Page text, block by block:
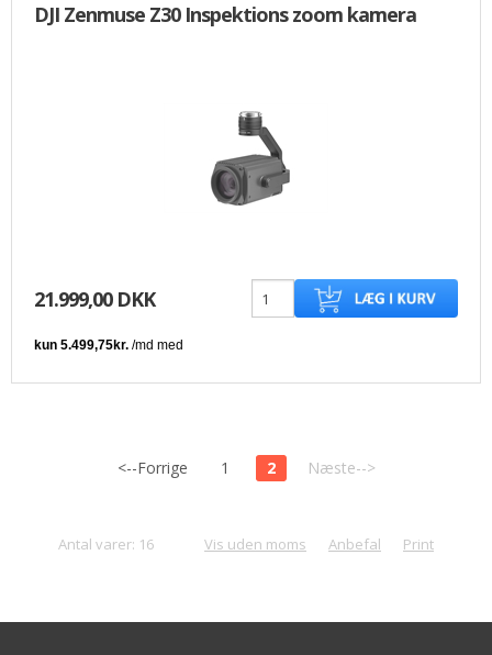
DJI Zenmuse Z30 Inspektions zoom kamera
21.999,00 DKK
<--Forrige 1 2 Næste-->
Antal varer: 16 Vis uden moms Anbefal Print